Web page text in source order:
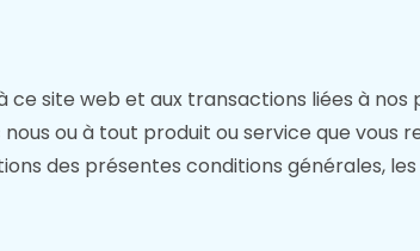
ce site web et aux transactions liées à
ou à tout produit ou service que vous
des présentes conditions générales,